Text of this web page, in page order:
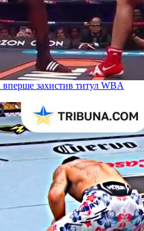
вперше захистив титул WBA